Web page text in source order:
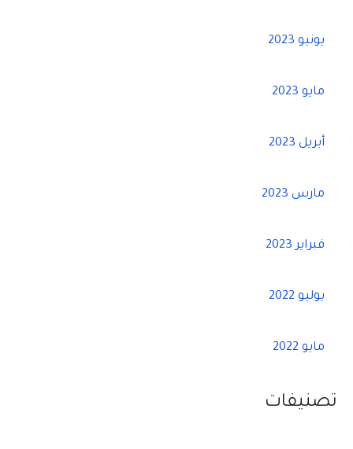
يونيو 2023
مايو 2023
أبريل 2023
مارس 2023
فبراير 2023
يوليو 2022
مايو 2022
تصنيفات